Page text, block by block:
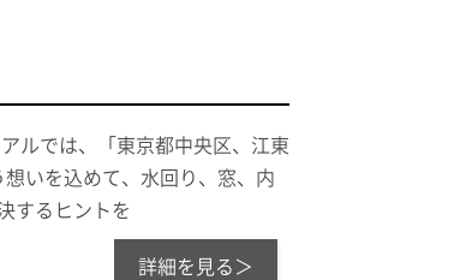
ルでは、「東京都中央区、江東
いを込めて、水回り、窓、内
するヒントを
詳細を見る＞